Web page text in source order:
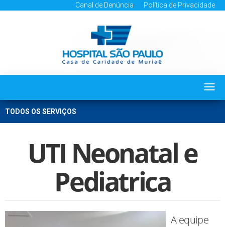
Canal de Denúncia Política de Privacidade
TODOS OS SERVIÇOS
UTI Neonatal e
Pediatrica
A equipe